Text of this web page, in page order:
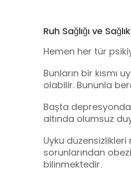
Ruh Sağlığı ve
Hemen her tür
Bunların bir kısmı
olabilir. Bununla
Başta depresyonda
altında olumsuz
Uyku
sorunlarından
bilinmektedir.